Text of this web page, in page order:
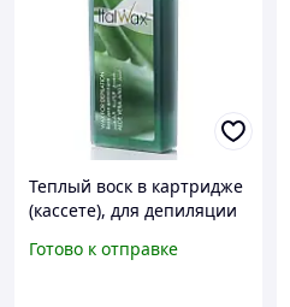
Теплый воск в картридже
(кассете), для депиляции
Готово к отправке